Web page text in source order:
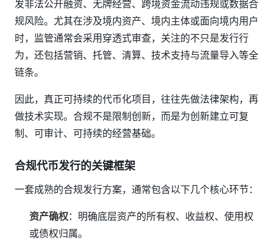
发非法公开融资、无牌经营、跨境资金流动违规或数据合
规风险。尤其在涉及境内资产、境内主体或面向境内用户
时，监管通常会采用穿透式审查，关注的不只是发行行
为，还包括营销、托管、清算、技术支持与流量导入等全
链条。
因此，真正可持续的代币化项目，往往先做法律架构，再
做技术实现。合规不是限制创新，而是为创新建立可复
制、可审计、可持续的经营基础。
合规代币发行的关键框架
一套成熟的合规发行方案，通常包含以下几个核心环节：
资产确权：明确底层资产的所有权、收益权、使用权
或债权归属。